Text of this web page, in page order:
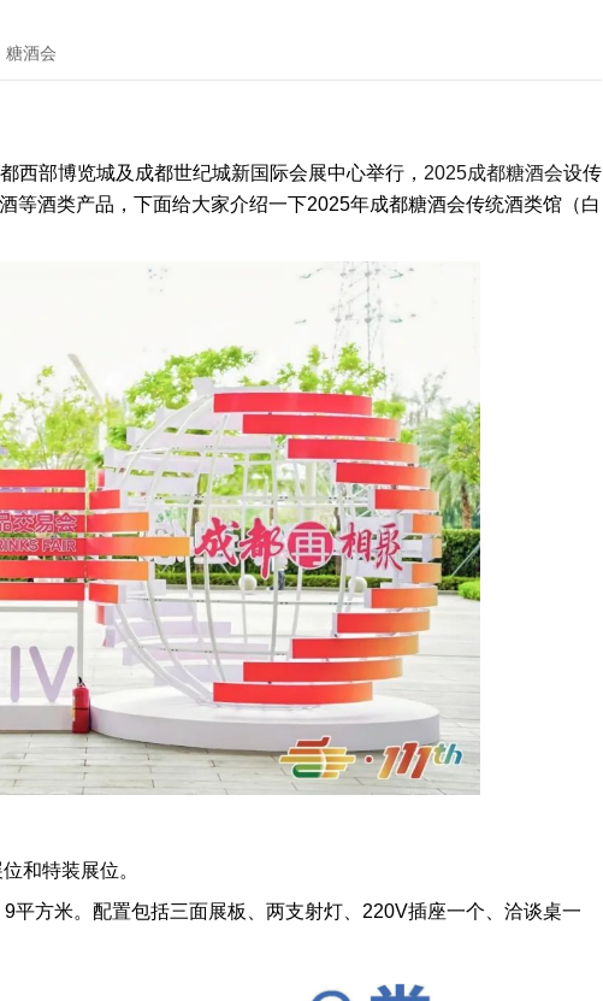
糖酒会
西部博览城及成都世纪城新国际会展中心举行， 2025成都糖酒会设传
等酒类产品，下面给大家介绍一下2025年成都糖酒会传统酒类馆（白
和特装展位。
平方米。配置包括三面展板、两支射灯、220V插座一个、洽谈桌一